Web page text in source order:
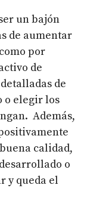
un bajón
de aumentar
por
de
de
o elegir los
Además,
calidad,
o
y queda el